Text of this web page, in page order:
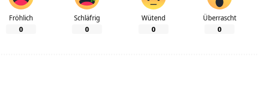
Fröhlich
0
Schläfrig
0
Wütend
0
Überrascht
0